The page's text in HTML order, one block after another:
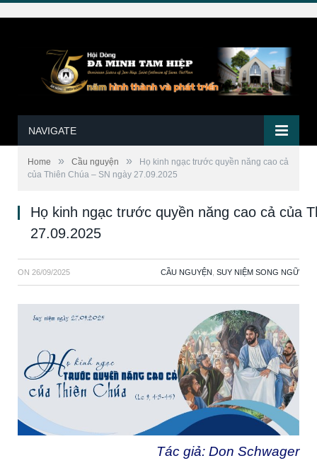
NAVIGATE
Home » Cầu nguyện »
Họ kinh ngạc trước quyền năng cao cả
của Thiên Chúa – SN ngày 27.09.2025
Họ kinh ngạc trước quyền năng cao cả của
27.09.2025
ON 26/09/2025 CẦU NGUYỆN SUY NIỆM SONG NGỮ
Tác giả: Don Schwager